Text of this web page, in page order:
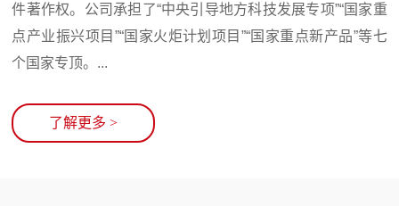
件著作权。公司承担了“中央引导地方科技发展专项”“国家重
点产业振兴项目”“国家火炬计划项目”“国家重点新产品”等七
个国家专顶。...
了解更多>